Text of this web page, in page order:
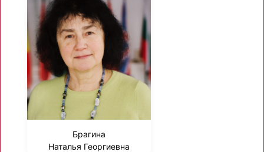
Брагина
Наталья Георгиевна